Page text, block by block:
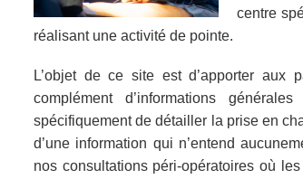
centre
réalisant une activité de pointe.
L’objet de ce site est d’apporter aux
complément d’informations
spécifiquement de détailler la prise en
d’une information qui n’entend
nos consultations péri-opératoires où